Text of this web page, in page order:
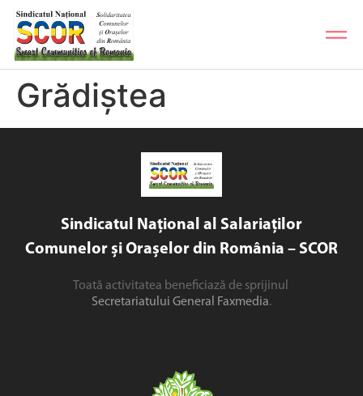
Grădiștea
Sindicatul Național al Salariaților
Comunelor și Orașelor din România – SCOR
Toată activitatea beneficiază de sprijinul
Secretariatului General Faxmedia.